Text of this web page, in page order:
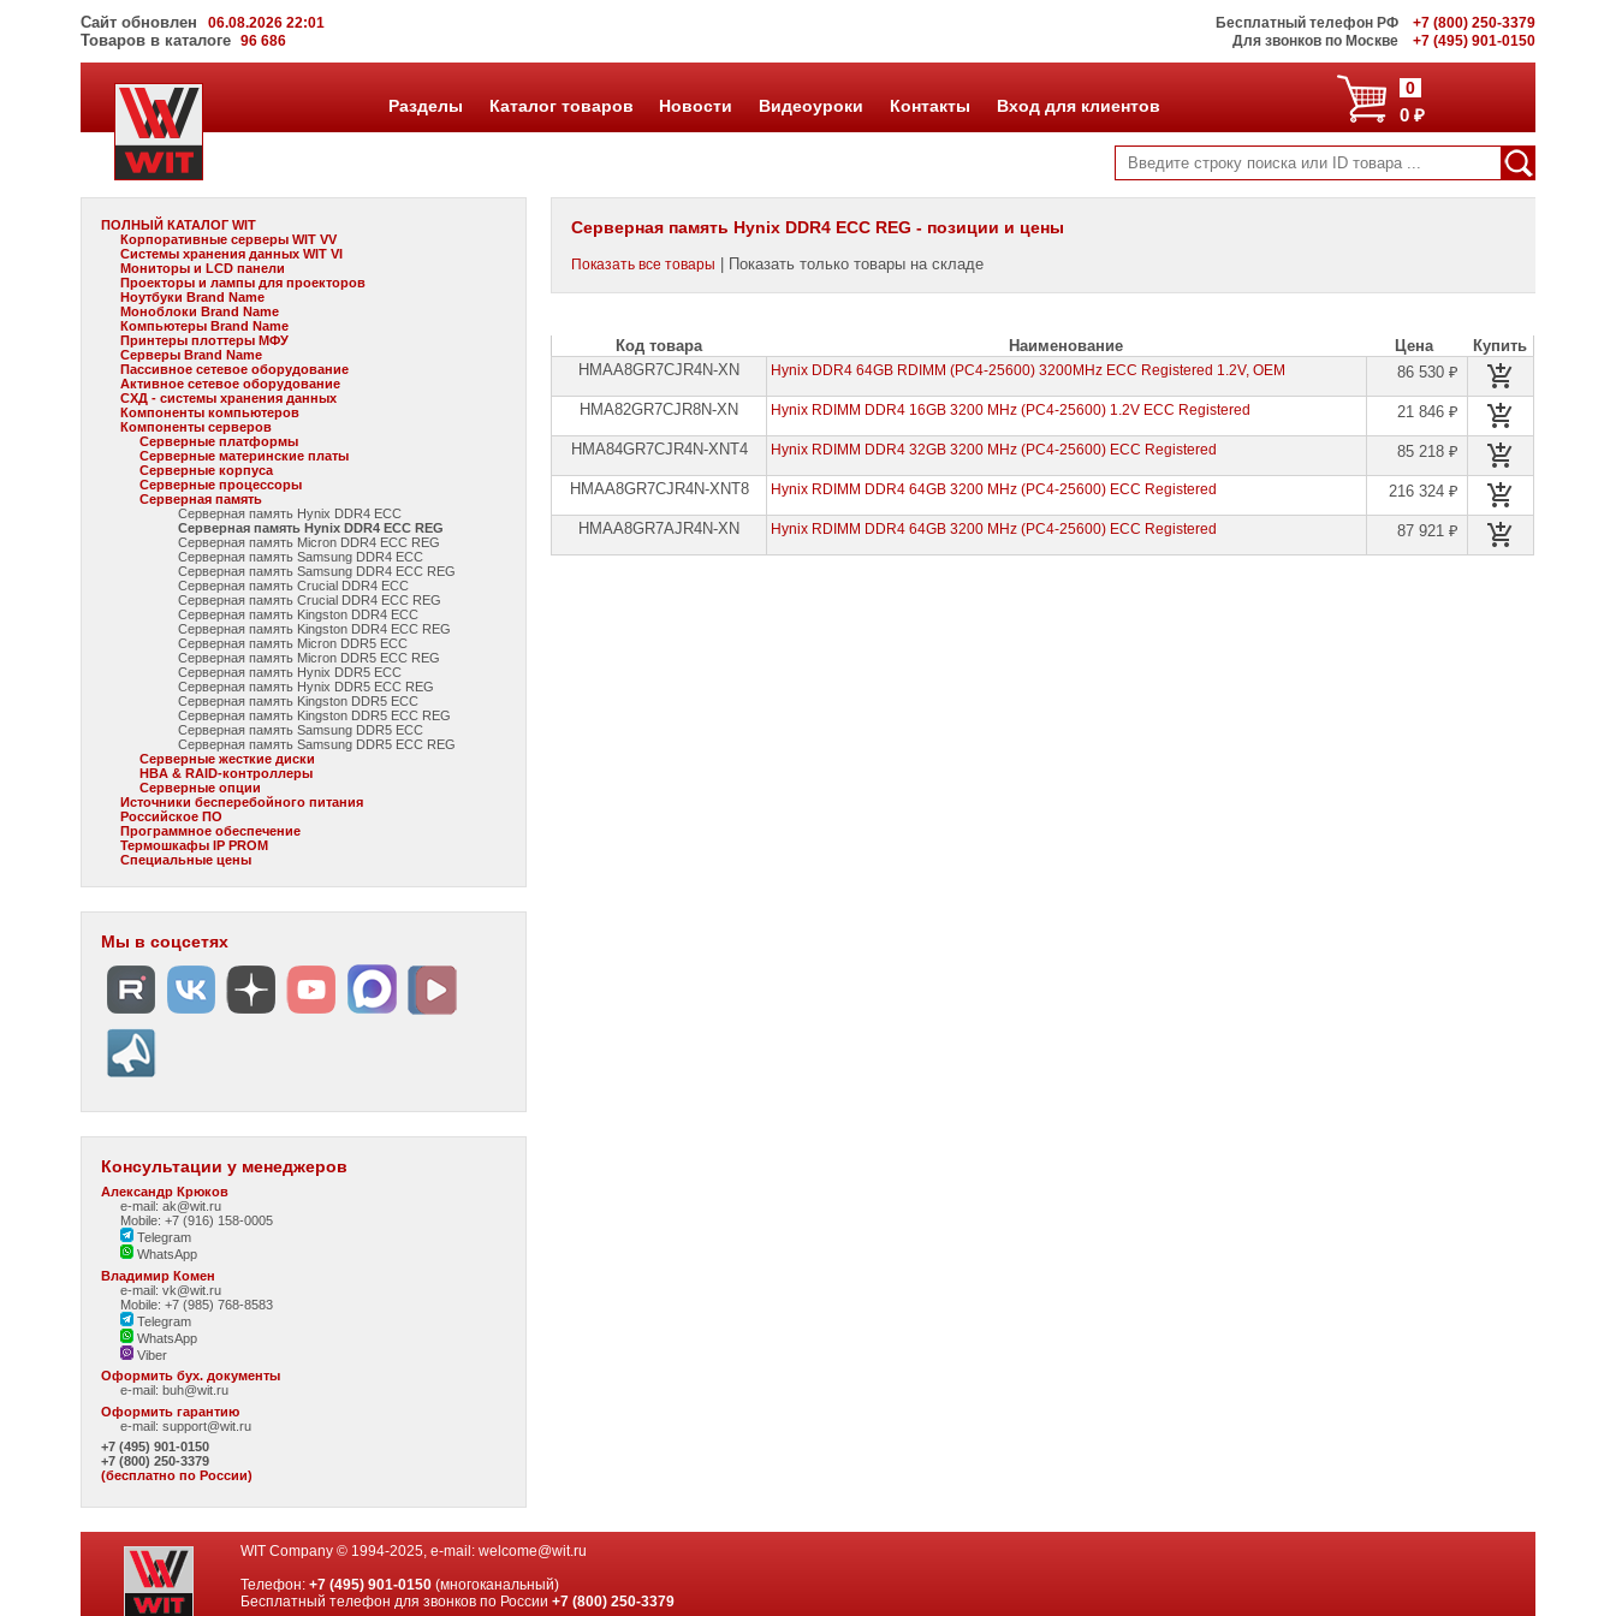
Сайт обновлен 06.08.2026 22:01
Товаров в каталоге96 686
Бесплатный телефон РФ
+7 (800) 250-3379
Для звонков по Москве
+7 (495) 901-0150
0
0 ₽
Разделы Каталог товаров Новости Видеоуроки Контакты Вход для клиентов
ПОЛНЫЙ КАТАЛОГ WIT
Корпоративные серверы WIT VV
Системы хранения данных WIT VI
Мониторы и LCD панели
Проекторы и лампы для проекторов
Ноутбуки Brand Name
Моноблоки Brand Name
Компьютеры Brand Name
Принтеры плоттеры МФУ
Серверы Brand Name
Пассивное сетевое оборудование
Активное сетевое оборудование
СХД - системы хранения данных
Компоненты компьютеров
Компоненты серверов
Серверные платформы
Серверные материнские платы
Серверные корпуса
Серверные процессоры
Серверная память
Серверная память Hynix DDR4 ECC
Серверная память Hynix DDR4 ECC REG
Серверная память Micron DDR4 ECC REG
Серверная память Samsung DDR4 ECC
Серверная память Samsung DDR4 ECC REG
Серверная память Crucial DDR4 ECC
Серверная память Crucial DDR4 ECC REG
Серверная память Kingston DDR4 ECC
Серверная память Kingston DDR4 ECC REG
Серверная память Micron DDR5 ECC
Серверная память Micron DDR5 ECC REG
Серверная память Hynix DDR5 ECC
Серверная память Hynix DDR5 ECC REG
Серверная память Kingston DDR5 ECC
Серверная память Kingston DDR5 ECC REG
Серверная память Samsung DDR5 ECC
Серверная память Samsung DDR5 ECC REG
Серверные жесткие диски
HBA & RAID-контроллеры
Серверные опции
Источники бесперебойного питания
Российское ПО
Программное обеспечение
Термошкафы IP PROM
Специальные цены
Мы в соцсетях
Консультации у менеджеров
Александр Крюков
e-mail: ak@wit.ru
Mobile: +7 (916) 158-0005
Telegram
WhatsApp
Владимир Комен
e-mail: vk@wit.ru
Mobile: +7 (985) 768-8583
Telegram
WhatsApp
Viber
Оформить бух. документы
e-mail:buh@wit.ru
Оформить гарантию
e-mail:support@wit.ru
+7 (495) 901-0150
+7 (800) 250-3379
(бесплатно по России)
Серверная память Hynix DDR4 ECC REG - позиции и цены
Показать все товары | Показать только товары на складе
Код товара Наименование Цена
Купить
HMAA8GR7CJR4N-XN
Hynix DDR4 64GB RDIMM (PC4-25600) 3200MHz ECC Registered 1.2V, OEM 86 530 ₽
HMA82GR7CJR8N-XN Hynix RDIMM DDR4 16GB 3200 MHz (PC4-25600) 1.2V ECC Registered 21 846 ₽
HMA84GR7CJR4N-XNT4 Hynix RDIMM DDR4 32GB 3200 MHz (PC4-25600) ECC Registered 85 218 ₽
HMAA8GR7CJR4N-XNT8 Hynix RDIMM DDR4 64GB 3200 MHz (PC4-25600) ECC Registered 216 324 ₽
HMAA8GR7AJR4N-XN Hynix RDIMM DDR4 64GB 3200 MHz (PC4-25600) ECC Registered 87 921 ₽
WIT Company © 1994-2025, e-mail: welcome@wit.ru
Телефон:+7 (495) 901-0150 (многоканальный)
Бесплатный телефон для звонков по России+7 (800) 250-3379